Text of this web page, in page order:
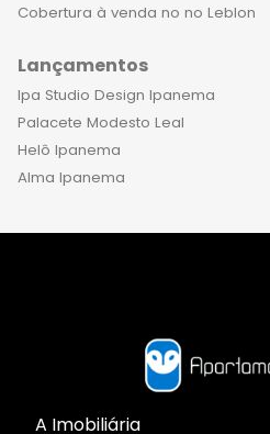
Cobertura à venda no no Leblon
Lançamentos
Ipa Studio Design Ipanema
Palacete Modesto Leal
Helô Ipanema
Alma Ipanema
A Imobiliária